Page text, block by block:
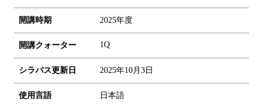
開講時期 2025年度
開講クォーター 1Q
シラバス更新日 2025年10月3日
使用言語 日本語